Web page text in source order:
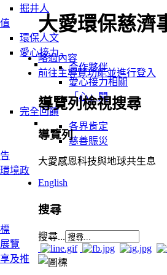
掘井人
環保人文
愛心接力
合作夥伴
愛心接力相關
「心」聞
完全回饋
各界肯定
慈善賑災
境政
覽
及推
大愛環保慈濟
略過內容
前往主導覽功能並進行登入
導覽列檢視搜尋
導覽列
大愛感恩科技與地球共生息
English
搜尋
搜尋...